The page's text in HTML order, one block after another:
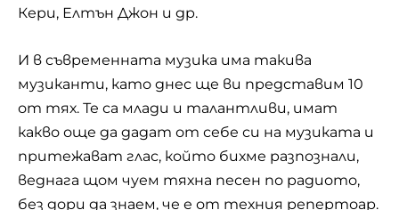
Кери, Елтън Джон и др.
И в съвременната музика има такива
музиканти, като днес ще ви представим 10
от тях. Те са млади и талантливи, имат
какво още да дадат от себе си на музиката и
притежават глас, който бихме разпознали,
веднага щом чуем тяхна песен по радиото,
без дори да знаем, че е от техния репертоар.